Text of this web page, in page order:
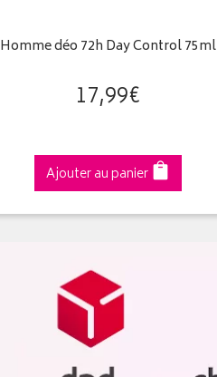
Homme déo 72h Day Control 75ml
17,99€
Ajouter au panier